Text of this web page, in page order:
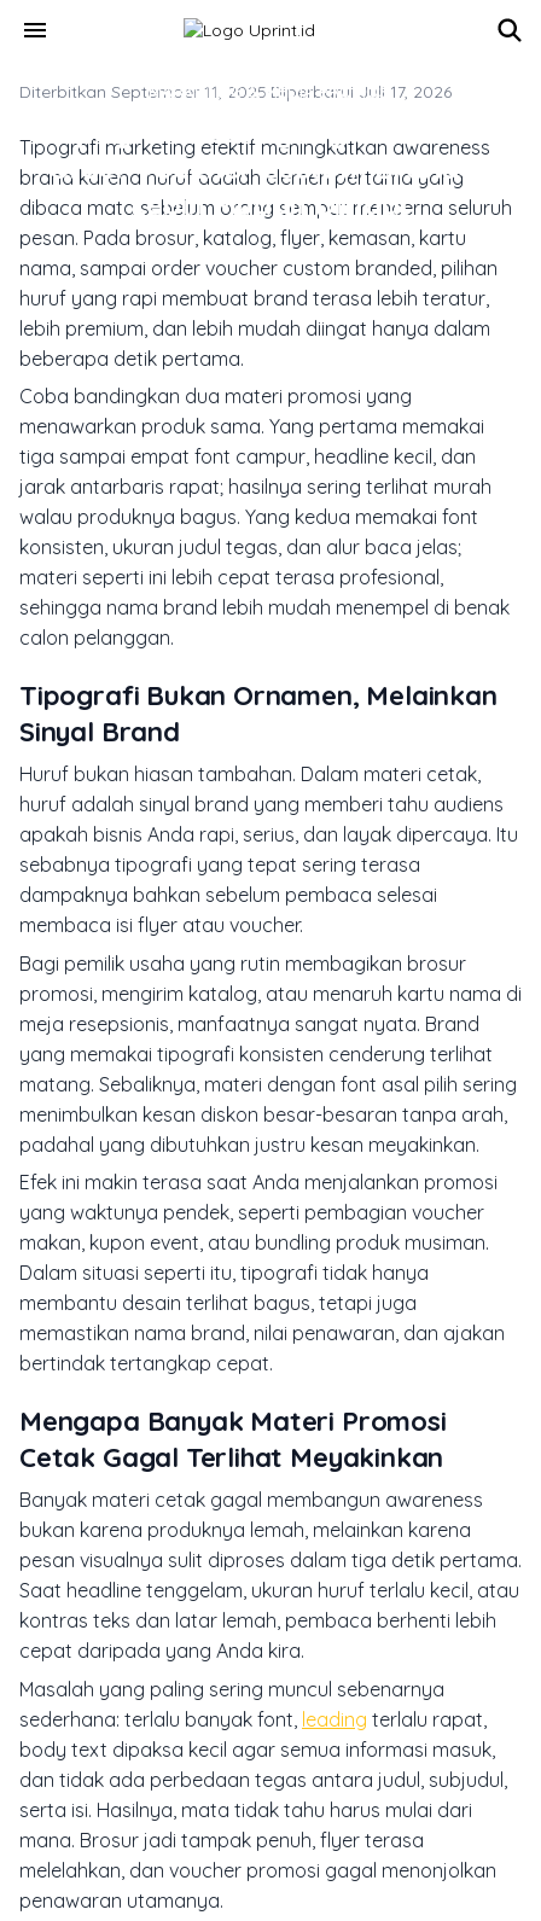
menu
MARKETING & MEDIA PROMOSI
Tipografi Cetak yang Membuat
Order Voucher Custom Branded
Lebih Mudah Diingat
Diterbitkan September 11, 2025 Diperbarui Juli 17, 2026
Tipografi marketing efektif meningkatkan awareness
brand karena huruf adalah elemen pertama yang
dibaca mata sebelum orang sempat mencerna seluruh
pesan. Pada brosur, katalog, flyer, kemasan, kartu
nama, sampai order voucher custom branded, pilihan
huruf yang rapi membuat brand terasa lebih teratur,
lebih premium, dan lebih mudah diingat hanya dalam
beberapa detik pertama.
Coba bandingkan dua materi promosi yang
menawarkan produk sama. Yang pertama memakai
tiga sampai empat font campur, headline kecil, dan
jarak antarbaris rapat; hasilnya sering terlihat murah
walau produknya bagus. Yang kedua memakai font
konsisten, ukuran judul tegas, dan alur baca jelas;
materi seperti ini lebih cepat terasa profesional,
sehingga nama brand lebih mudah menempel di benak
calon pelanggan.
Tipografi Bukan Ornamen, Melainkan
Sinyal Brand
Huruf bukan hiasan tambahan. Dalam materi cetak,
huruf adalah sinyal brand yang memberi tahu audiens
apakah bisnis Anda rapi, serius, dan layak dipercaya. Itu
sebabnya tipografi yang tepat sering terasa
dampaknya bahkan sebelum pembaca selesai
membaca isi flyer atau voucher.
Bagi pemilik usaha yang rutin membagikan brosur
promosi, mengirim katalog, atau menaruh kartu nama di
meja resepsionis, manfaatnya sangat nyata. Brand
yang memakai tipografi konsisten cenderung terlihat
matang. Sebaliknya, materi dengan font asal pilih sering
menimbulkan kesan diskon besar-besaran tanpa arah,
padahal yang dibutuhkan justru kesan meyakinkan.
Efek ini makin terasa saat Anda menjalankan promosi
yang waktunya pendek, seperti pembagian voucher
makan, kupon event, atau bundling produk musiman.
Dalam situasi seperti itu, tipografi tidak hanya
membantu desain terlihat bagus, tetapi juga
memastikan nama brand, nilai penawaran, dan ajakan
bertindak tertangkap cepat.
Mengapa Banyak Materi Promosi
Cetak Gagal Terlihat Meyakinkan
Banyak materi cetak gagal membangun awareness
bukan karena produknya lemah, melainkan karena
pesan visualnya sulit diproses dalam tiga detik pertama.
Saat headline tenggelam, ukuran huruf terlalu kecil, atau
kontras teks dan latar lemah, pembaca berhenti lebih
cepat daripada yang Anda kira.
Masalah yang paling sering muncul sebenarnya
sederhana: terlalu banyak font, leading terlalu rapat,
body text dipaksa kecil agar semua informasi masuk,
dan tidak ada perbedaan tegas antara judul, subjudul,
serta isi. Hasilnya, mata tidak tahu harus mulai dari
mana. Brosur jadi tampak penuh, flyer terasa
melelahkan, dan voucher promosi gagal menonjolkan
penawaran utamanya.